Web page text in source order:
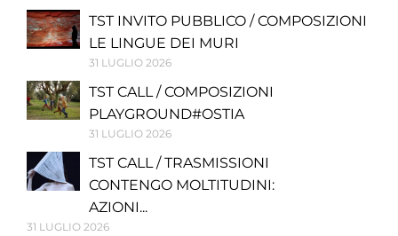
TST INVITO PUBBLICO / COMPOSIZIONI
LE LINGUE DEI MURI
31 LUGLIO 2026
TST CALL / COMPOSIZIONI
PLAYGROUND#OSTIA
31 LUGLIO 2026
TST CALL / TRASMISSIONI
CONTENGO MOLTITUDINI:
AZIONI...
31 LUGLIO 2026